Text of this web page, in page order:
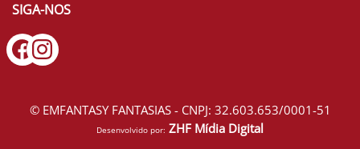
SIGA-NOS
© EMFANTASY FANTASIAS - CNPJ: 32.603.653/0001-51
Desenvolvido por: ZHF Mídia Digital